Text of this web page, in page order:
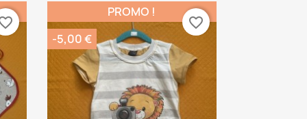
PROMO !
-5,00 €
favorite_border